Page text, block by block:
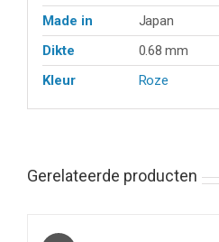
Made in
Japan
Dikte
0.68 mm
Kleur
Roze
Gerelateerde producten